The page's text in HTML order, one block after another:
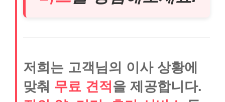
저희는 고객님의 이사 상황에
맞춰 무료 견적을 제공합니다.